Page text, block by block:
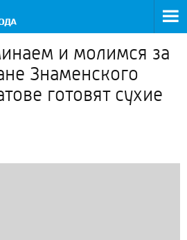
и молимся за
Знаменского
готовят сухие